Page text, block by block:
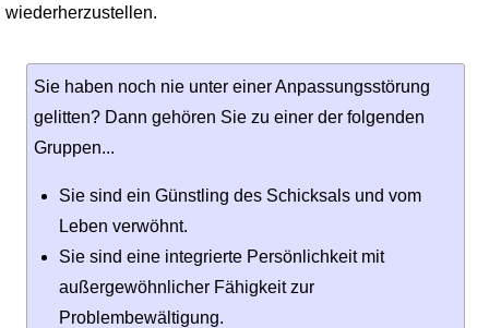
wiederherzustellen.
Sie haben noch nie unter einer Anpassungsstörung
gelitten? Dann gehören Sie zu einer der folgenden
Gruppen...
Sie sind ein Günstling des Schicksals und vom
Leben verwöhnt.
Sie sind eine integrierte Persönlichkeit mit
außergewöhnlicher Fähigkeit zur
Problembewältigung.